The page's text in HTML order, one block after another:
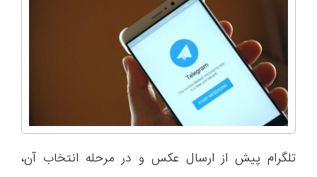
تلگرام پیش از ارسال عکس و در مرحله انتخاب آن،